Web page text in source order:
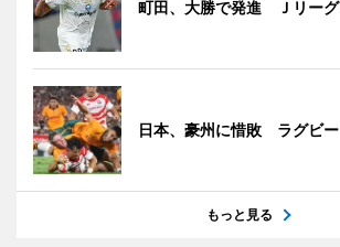
町田、大勝で発進 Ｊリーグ
日本、豪州に惜敗 ラグビー
もっと見る